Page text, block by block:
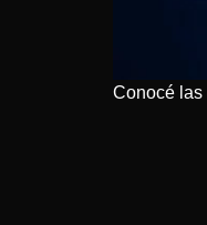
Conocé las